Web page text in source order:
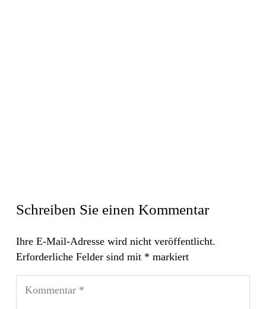
Schreiben Sie einen Kommentar
Ihre E-Mail-Adresse wird nicht veröffentlicht.
Erforderliche Felder sind mit * markiert